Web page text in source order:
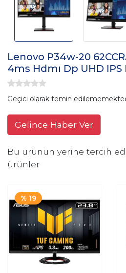
Lenovo P34w-20
4ms Hdmı Dp UHD
Geçici olarak temin
Gelince Haber Ver
Bu ürünün yerine tercih
ürünler
% 19